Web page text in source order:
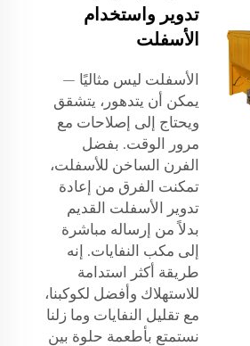
تدوير واستخدام
الأسفلت
الأسفلت ليس مثاليًا —
يمكن أن يتدهور، يتشقق
ويحتاج إلى إصلاحات مع
مرور الوقت. بفضل
الفرن الساخن للأسفلت،
تمكنت الفرق من إعادة
تدوير الأسفلت القديم
بدلاً من إرساله مباشرة
إلى مكب النفايات. إنه
طريقة أكثر استدامة
للاستهلاك وأفضل لكوكبنا،
مع تقليل النفايات وما زلنا
نستمتع بأطعمة حلوة بين